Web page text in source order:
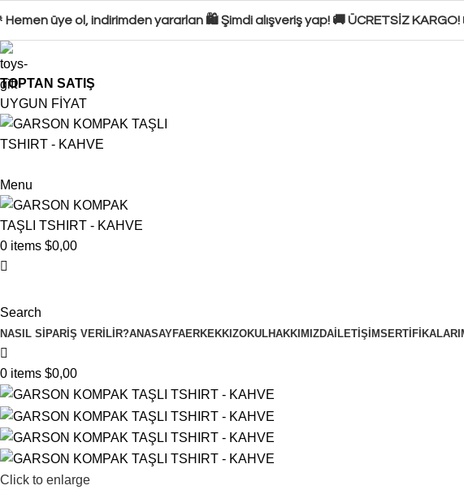
üye ol, indirimden yararlan 🛍️ Şimdi alışveriş yap! 🚚 ÜCRETSİZ KARGO! 📦
TOPTAN SATIŞ
UYGUN FİYAT
Menu
0 items $0,00
Search
NASIL SIPARIŞ VERILIR?ANASAYFAERKEKKIZOKULHAKKIMIZDA İLETIŞIM
0 items $0,00
Click to enlarge